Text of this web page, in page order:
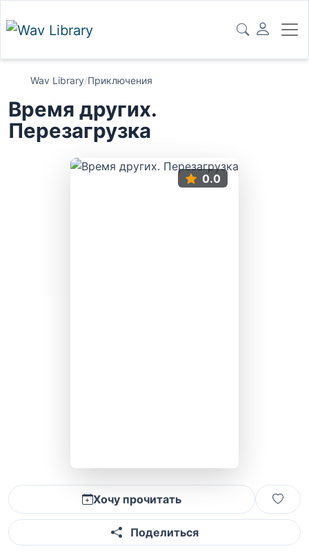
Wav Library/Приключения
Время других.
Перезагрузка
0.0
Хочу прочитать
Поделиться